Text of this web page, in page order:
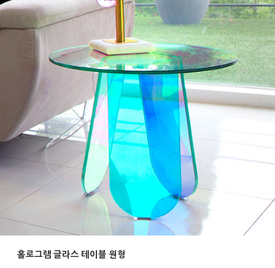
홀로그램 글라스 테이블 원형